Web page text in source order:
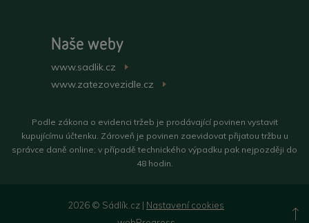
Naše weby
www.sadlik.cz
www.zatezovezidle.cz
Podle zákona o evidenci tržeb je prodávající povinen vystavit
kupujícímu účtenku. Zároveň je povinen zaevidovat přijatou tržbu u
správce daně online; v případě technického výpadku pak nejpozději do
48 hodin.
2026 © Sádlík.cz | Nastavení cookies